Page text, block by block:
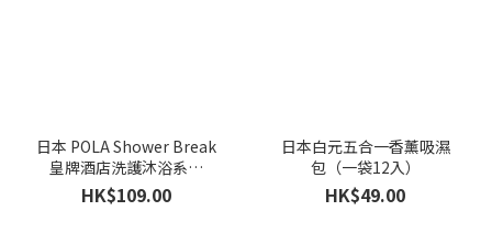
日本 POLA Shower Break
皇牌酒店洗護沐浴系列
280ml
HK$109.00
日本白元五合一香薰吸濕
包（一袋12入）
HK$49.00